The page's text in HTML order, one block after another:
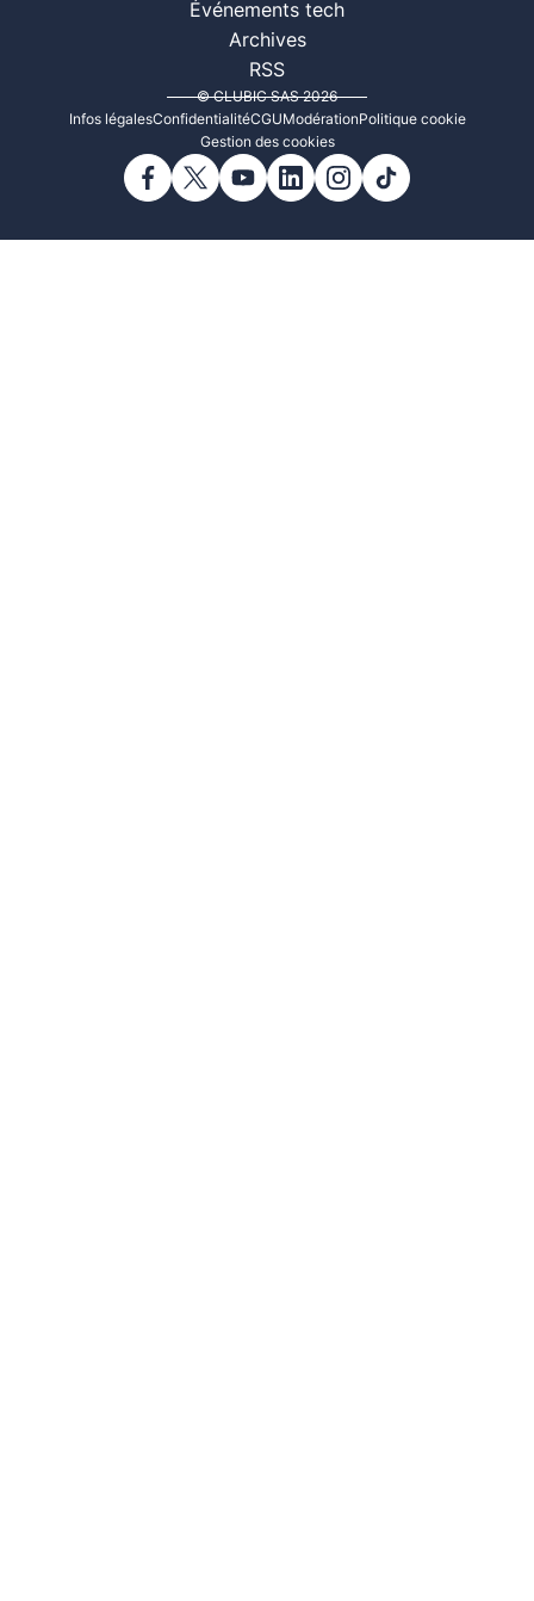
Événements tech
Archives
RSS
© CLUBIC SAS 2026
Infos légalesConfidentialitéCGUModérationPolitique cookie
Gestion des cookies